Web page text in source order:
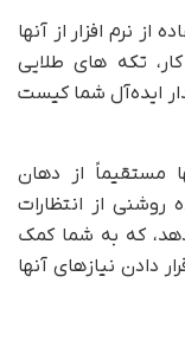
نرم افزار از آنها
تکه های طلایی
ایده‌آل شما کیست
مستقیماً از دهان
از انتظارات
که به شما کمک
دادن نیازهای آنها